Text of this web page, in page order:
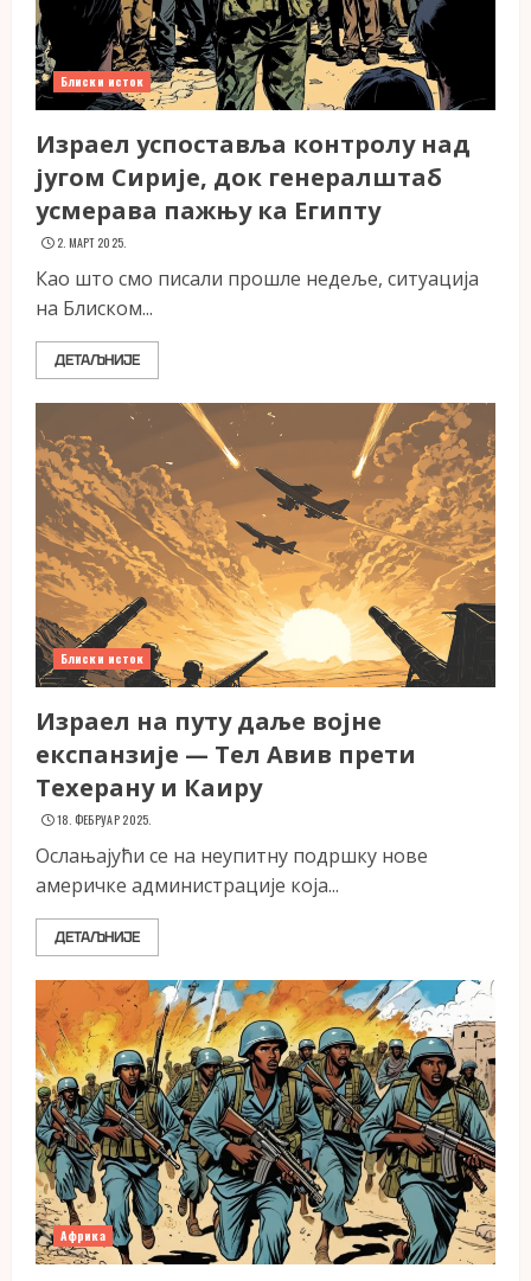
Блиски исток
Израел успоставља контролу над
југом Сирије, док генералштаб
усмерава пажњу ка Египту
2. МАРТ 2025.
Као што смо писали прошле недеље, ситуација
на Блиском...
ДЕТАЉНИЈЕ
Блиски исток
Израел на путу даље војне
експанзије — Тел Авив прети
Техерану и Каиру
18. ФЕБРУАР 2025.
Ослањајући се на неупитну подршку нове
америчке администрације која...
ДЕТАЉНИЈЕ
Африка